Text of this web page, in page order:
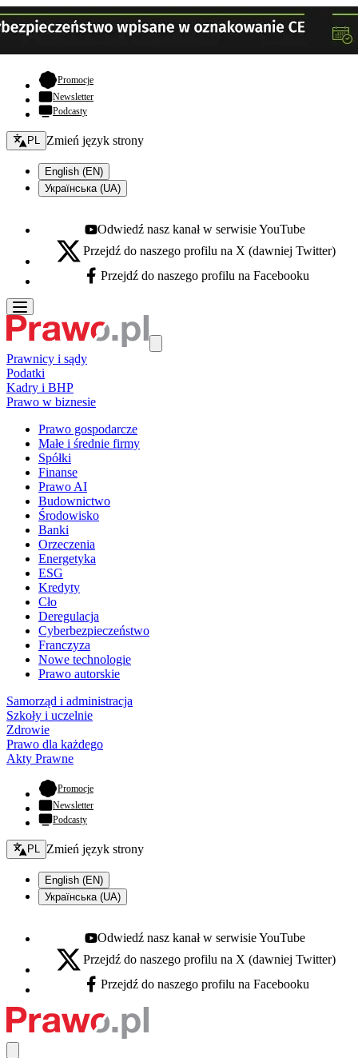
Promocje- otwiera się w nowej karcie
Newsletter
Podcasty
Zmień język - bieżący:
PL Zmień język strony
English (EN)
Українська (UA)
Youtube - otwiera się w nowej karcie
Odwiedź nasz kanał w serwisie YouTube
X - otwiera się w nowej karcie
Przejdź do naszego profilu na X (dawniej Twitter)
Facebook - otwiera się w nowej karcie
Przejdź do naszego profilu na Facebooku
Prawnicy i sądy
Podatki
Kadry i BHP
Prawo w biznesie
Prawo gospodarcze
Małe i średnie firmy
Spółki
Finanse
Prawo AI
Budownictwo
Środowisko
Banki
Orzeczenia
Energetyka
ESG
Kredyty
Cło
Deregulacja
Cyberbezpieczeństwo
Franczyza
Nowe technologie
Prawo autorskie
Samorząd i administracja
Szkoły i uczelnie
Zdrowie
Prawo dla każdego
Akty Prawne
Promocje- otwiera się w nowej karcie
Newsletter
Podcasty
Zmień język - bieżący:
PL Zmień język strony
English (EN)
Українська (UA)
Youtube - otwiera się w nowej karcie
Odwiedź nasz kanał w serwisie YouTube
X - otwiera się w nowej karcie
Przejdź do naszego profilu na X (dawniej Twitter)
Facebook - otwiera się w nowej karcie
Przejdź do naszego profilu na Facebooku